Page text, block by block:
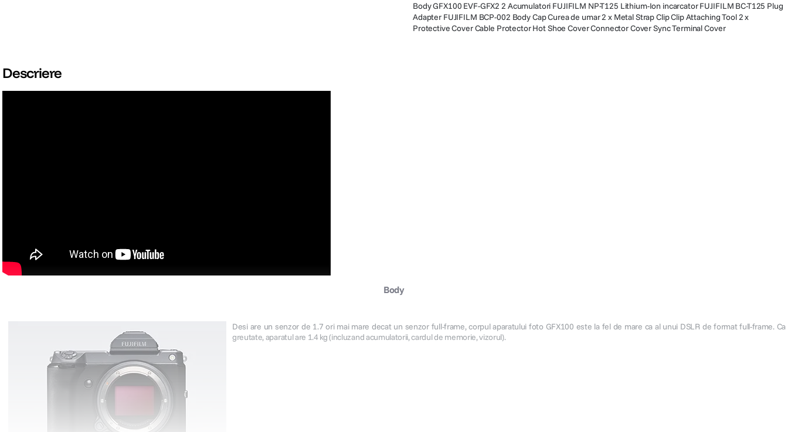
Body GFX100 EVF-GFX2 2 Acumulatori FUJIFILM NP-T125 Lithium-Ion incarcator FUJIFILM BC-T125 Plug
Adapter FUJIFILM BCP-002 Body Cap Curea de umar 2 x Metal Strap Clip Clip Attaching Tool 2 x
Protective Cover Cable Protector Hot Shoe Cover Connector Cover Sync Terminal Cover
Descriere
Body
Desi are un senzor de 1.7 ori mai mare decat un senzor full-frame, corpul aparatului foto GFX100 este la fel de mare ca al unui DSLR de format full-frame. Ca
greutate, aparatul are 1.4 kg (incluzand acumulatorii, cardul de memorie, vizorul).